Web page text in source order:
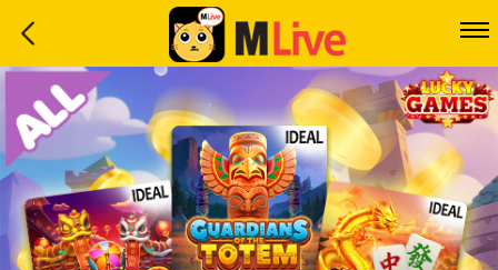
Home
Event
LuckyGame
WinwinCoin
Debit